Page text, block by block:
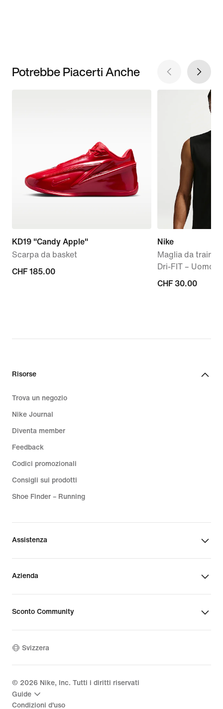
Potrebbe Piacerti Anche
KD19 "Candy Apple"
Scarpa da basket
CHF
CHF 185.00
Nike
Maglia da
Dri-FIT – Uomo
CHF
CHF 30.00
Risorse
Trova un negozio
Nike Journal
Diventa member
Feedback
Codici promozionali
Consigli sui prodotti
Shoe Finder – Running
Assistenza
Azienda
Sconto Community
Svizzera
© 2026 Nike, Inc. Tutti i diritti riservati
Guide
Condizioni d'uso